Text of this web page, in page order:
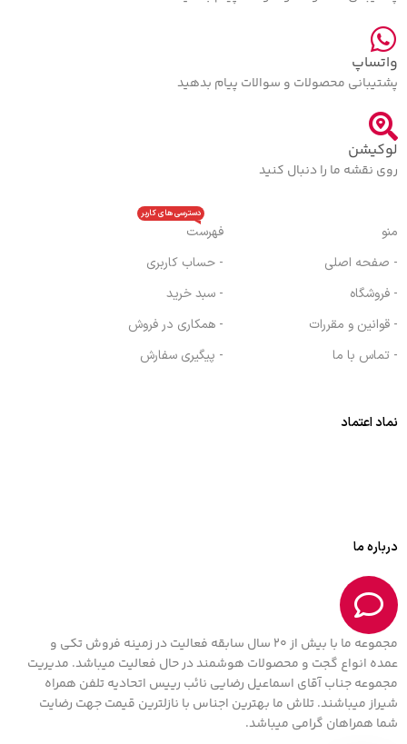
واتساپ
پشتیبانی محصولات و سوالات پیام بدهید
لوکیشن
روی نقشه ما را دنبال کنید
منو
- صفحه اصلی
- فروشگاه
- قوانین و مقررات
- تماس با ما
فهرست
دسترسی های کاربر
- حساب کاربری
- سبد خرید
- همکاری در فروش
- پیگیری سفارش
نماد اعتماد
درباره ما
مجموعه ما با بیش از 20 سال سابقه فعالیت در زمینه فروش تکی و
عمده انواع گجت و محصولات هوشمند در حال فعالیت میباشد. مدیریت
مجموعه جناب آقای اسماعیل رضایی نائب رییس اتحادیه تلفن همراه
شیراز میباشند. تلاش ما بهترین اجناس با نازلترین قیمت جهت رضایت
شما همراهان گرامی میباشد.